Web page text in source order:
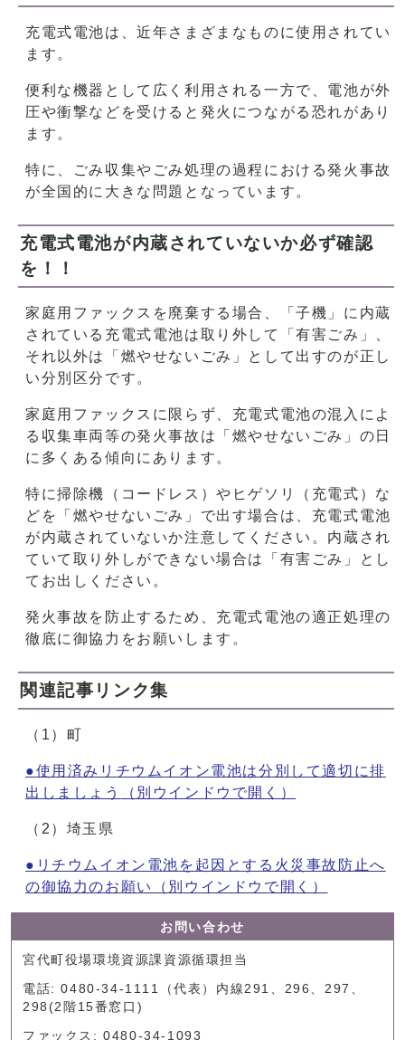
充電式電池は、近年さまざまなものに使用されてい
ます。
便利な機器として広く利用される一方で、電池が外
圧や衝撃などを受けると発火につながる恐れがあり
ます。
特に、ごみ収集やごみ処理の過程における発火事故
が全国的に大きな問題となっています。
充電式電池が内蔵されていないか必ず確認
を！！
家庭用ファックスを廃棄する場合、「子機」に内蔵
されている充電式電池は取り外して「有害ごみ」、
それ以外は「燃やせないごみ」として出すのが正し
い分別区分です。
家庭用ファックスに限らず、充電式電池の混入によ
る収集車両等の発火事故は「燃やせないごみ」の日
に多くある傾向にあります。
特に掃除機（コードレス）やヒゲソリ（充電式）な
どを「燃やせないごみ」で出す場合は、充電式電池
が内蔵されていないか注意してください。内蔵され
ていて取り外しができない場合は「有害ごみ」とし
てお出しください。
発火事故を防止するため、充電式電池の適正処理の
徹底に御協力をお願いします。
関連記事リンク集
（1）町
●使用済みリチウムイオン電池は分別して適切に排
出しましょう
（別ウインドウで開く）
（2）埼玉県
●リチウムイオン電池を起因とする火災事故防止へ
の御協力のお願い
（別ウインドウで開く）
お問い合わせ
宮代町役場環境資源課資源循環担当
電話: 0480-34-1111（代表）内線291、296、297、
298(2階15番窓口)
ファックス: 0480-34-1093